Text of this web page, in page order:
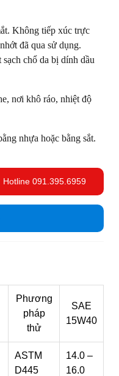
Không tiếp xúc trực
đã qua sử dụng.
chổ da bị dính dầu
nơi khô ráo, nhiệt độ
nhựa hoặc bằng sắt.
Hotline 091.395.6959
Phương
pháp
thử
SAE
15W40
ASTM
D445
14.0 –
16.0